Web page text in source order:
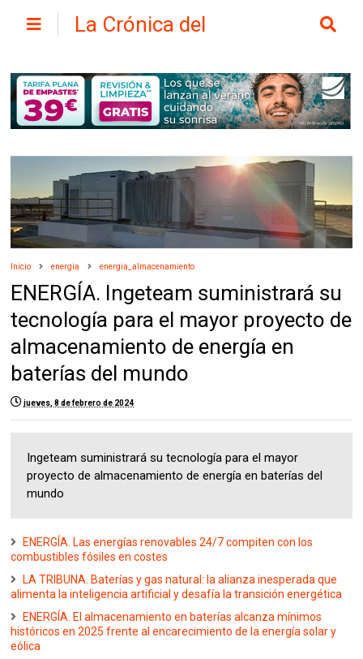
La Crónica del
Inicio energia energia_almacenamiento
ENERGÍA. Ingeteam suministrará su
tecnología para el mayor proyecto de
almacenamiento de energía en
baterías del mundo
jueves, 8 de febrero de 2024
Ingeteam suministrará su tecnología para el mayor
proyecto de almacenamiento de energía en baterías del
mundo
ENERGÍA. Las energías renovables 24/7 compiten con los
combustibles fósiles en costes
LA TRIBUNA. Baterías y gas natural: la alianza inesperada que
alimenta la inteligencia artificial y desafía la transición energética
ENERGÍA. El almacenamiento en baterías alcanza mínimos
históricos en 2025 frente al encarecimiento de la energía solar y
eólica